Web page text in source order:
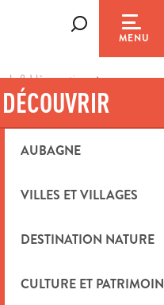
MENU
DÉCOUVRIR
AUBAGNE
VILLES ET VILLAGES
DESTINATION NATURE
CULTURE ET
& Idées sorties
PARADE